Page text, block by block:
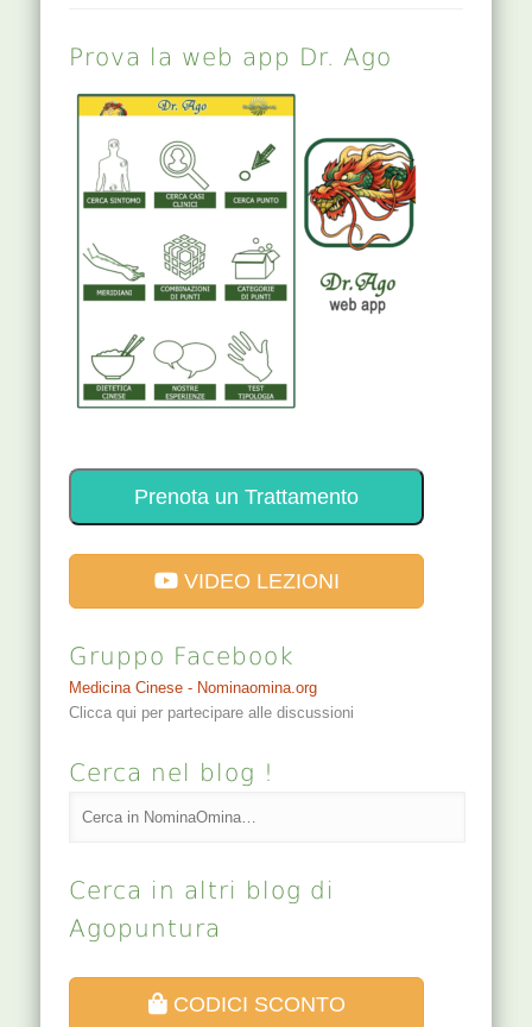
Prova la web app Dr. Ago
Prenota un Trattamento
VIDEO LEZIONI
Gruppo Facebook
Medicina Cinese - Nominaomina.org
Clicca qui per partecipare alle discussioni
Cerca nel blog !
Cerca in altri blog di
Agopuntura
CODICI SCONTO